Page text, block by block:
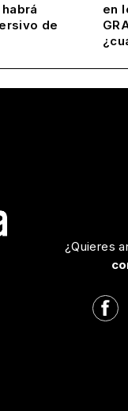
de
en
¿Quieres